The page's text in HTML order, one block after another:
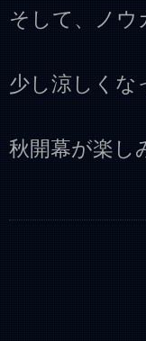
そして、ノウ
少し涼しくな
秋開幕が楽し